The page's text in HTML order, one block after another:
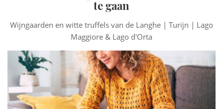
te gaan
Wijngaarden en witte truffels van de Langhe | Turijn | Lago
Maggiore & Lago d'Orta